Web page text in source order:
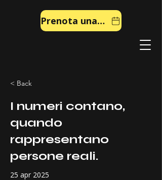
Prenota una chiamata
< Back
I numeri contano,
quando
rappresentano
persone reali.
25 apr 2025